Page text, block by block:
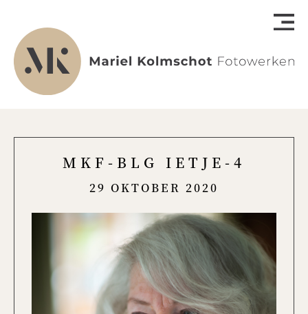
MKF-BLG IETJE-4
29 OKTOBER 2020